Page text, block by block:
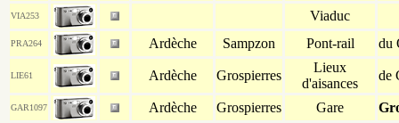
VIA253 Viaduc
PRA264 Ardèche Sampzon Pont-rail du
LIE61 Ardèche Grospierres
Lieux
d'aisances
de
GAR1097 Ardèche Grospierres Gare